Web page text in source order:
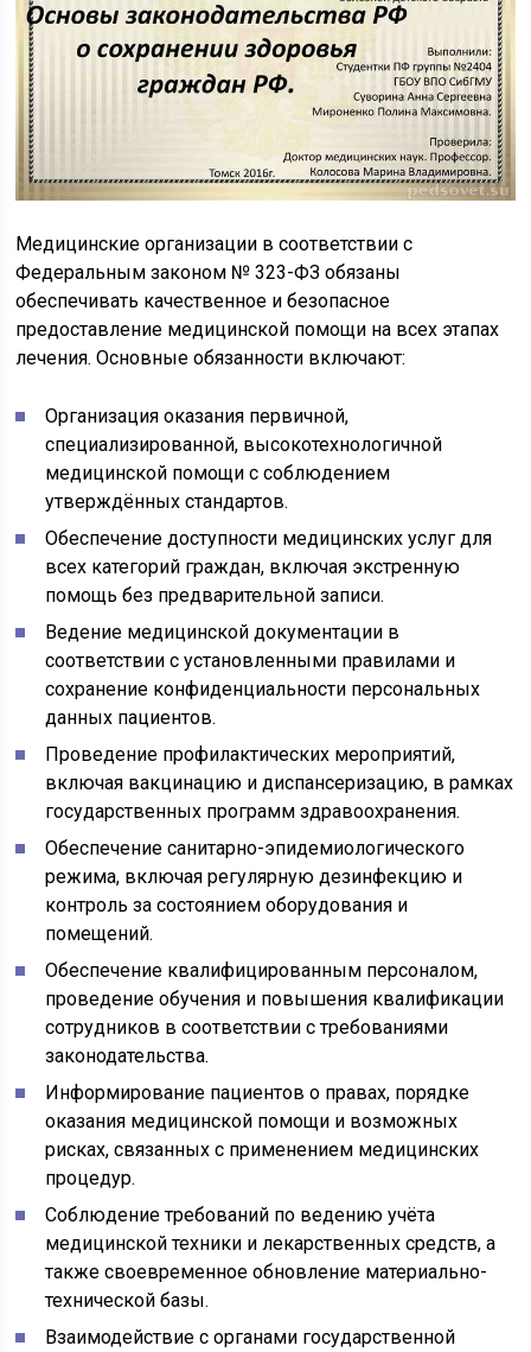
Медицинские организации в соответствии с
Федеральным законом № 323-ФЗ обязаны
обеспечивать качественное и безопасное
предоставление медицинской помощи на всех этапах
лечения. Основные обязанности включают:
Организация оказания первичной,
специализированной, высокотехнологичной
медицинской помощи с соблюдением
утверждённых стандартов.
Обеспечение доступности медицинских услуг для
всех категорий граждан, включая экстренную
помощь без предварительной записи.
Ведение медицинской документации в
соответствии с установленными правилами и
сохранение конфиденциальности персональных
данных пациентов.
Проведение профилактических мероприятий,
включая вакцинацию и диспансеризацию, в рамках
государственных программ здравоохранения.
Обеспечение санитарно-эпидемиологического
режима, включая регулярную дезинфекцию и
контроль за состоянием оборудования и
помещений.
Обеспечение квалифицированным персоналом,
проведение обучения и повышения квалификации
сотрудников в соответствии с требованиями
законодательства.
Информирование пациентов о правах, порядке
оказания медицинской помощи и возможных
рисках, связанных с применением медицинских
процедур.
Соблюдение требований по ведению учёта
медицинской техники и лекарственных средств, а
также своевременное обновление материально-
технической базы.
Взаимодействие с органами государственной